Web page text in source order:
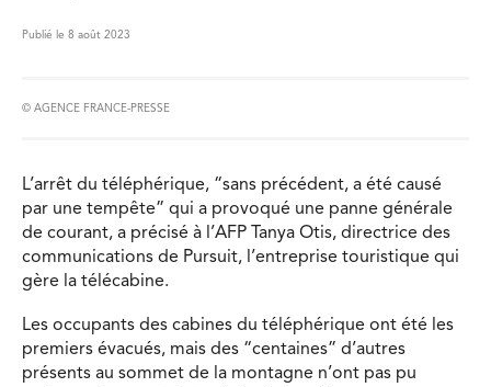
Publié le 8 août 2023
© AGENCE FRANCE-PRESSE
L’arrêt du téléphérique, “sans précédent, a été causé
par une tempête” qui a provoqué une panne générale
de courant, a précisé à l’AFP Tanya Otis, directrice des
communications de Pursuit, l’entreprise touristique qui
gère la télécabine.
Les occupants des cabines du téléphérique ont été les
premiers évacués, mais des “centaines” d’autres
présents au sommet de la montagne n’ont pas pu